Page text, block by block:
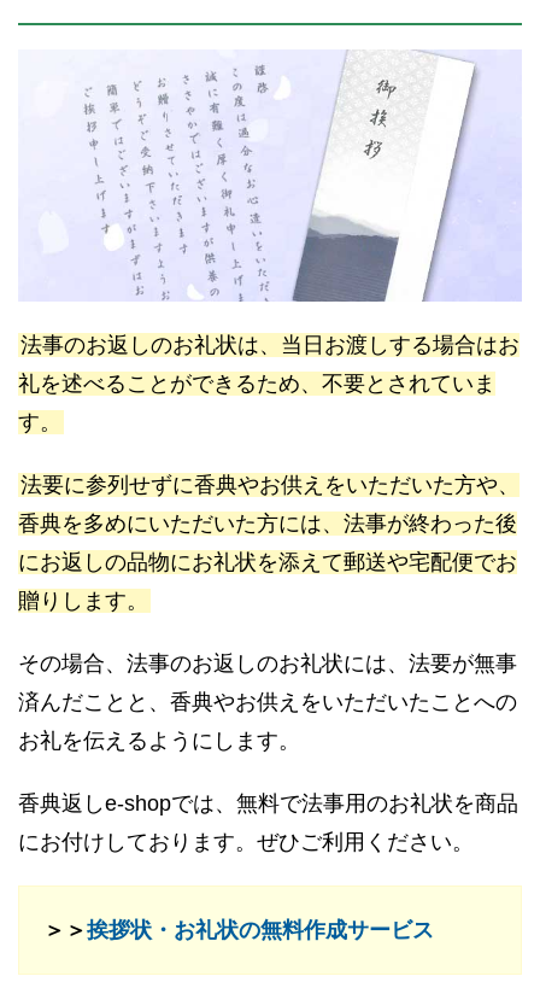
法事のお返しのお礼状は、当日お渡しする場合はお
礼を述べることができるため、不要とされていま
す。
法要に参列せずに香典やお供えをいただいた方や、
香典を多めにいただいた方には、法事が終わった後
にお返しの品物にお礼状を添えて郵送や宅配便でお
贈りします。
その場合、法事のお返しのお礼状には、法要が無事
済んだことと、香典やお供えをいただいたことへの
お礼を伝えるようにします。
香典返しe-shopでは、無料で法事用のお礼状を商品
にお付けしております。ぜひご利用ください。
＞＞挨拶状・お礼状の無料作成サービス